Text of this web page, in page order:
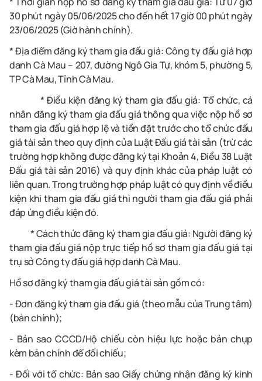
30 phút ngày 05/06/2025 chođếnhết 17 giờ 00 phút ngày
23/06/2025 (Giờ hành chính).
* Địa điểm đăng ký tham gia đấu giá: Công ty đấu giá hợp
danhCà Mau – 207, đường Ngô Gia Tự, khóm 5, phường 5,
TP Cà Mau, Tỉnh Cà Mau.
* Điều kiện đăng ký tham gia đấu giá:Tổ chức, cá
nhân đăng ký tham gia đấu giá thông qua việc nộp hồ sơ
tham gia đấu giá hợp lệ và tiền đặt trước cho tổ chức đấu
giá tài sản theo quy định của Luật Đấu giá tài sản (trừ các
trường hợp không được đăng ký tại Khoản 4, Điều 38 Luật
Đấu giá tài sản 2016) và quy định khác của pháp luật có
liên quan.Trong trường hợp pháp luật có quy định về điều
kiện khi tham gia đấu giá thì người tham gia đấu giá phải
đáp ứng điều kiện đó.
* Cách thức đăng ký tham gia đấu giá: Người đăng ký
tham gia đấu giá nộp trực tiếp hồ sơ tham gia đấu giá tại
trụ sở Công ty đấu giá hợp danhCà Mau.
Hồ sơ đăng ký tham gia đấu giá tài sản gồm có:
- Đơn đăng ký tham gia đấu giá (theo mẫu của Trung tâm)
(bản chính);
- Bản sao CCCD/Hộ chiếu còn hiệu lực hoặc bản chụp
kèm bản chính đểđối chiếu;
- Đối với tổ chức: Bản sao Giấy chứng nhận đăng ký kinh